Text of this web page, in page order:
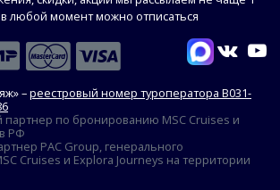
любой момент можно отписаться
–реестровый номер туроператора В031-
по бронированию MSC Cruises и
РФ
PAC Group, генерального
Cruises и Explora Journeys на территории